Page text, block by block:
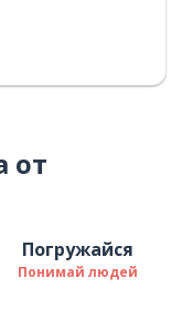
от
Погружайся
Понимай людей